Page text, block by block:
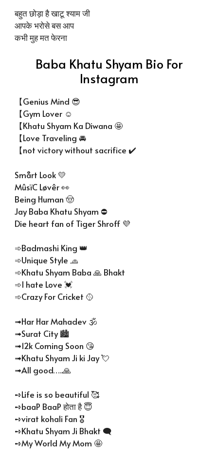
बहुत छोड़ा है खाटू श्याम जी
आपके भरोसे बस आप
कभी मुह मत फेरना
Baba Khatu Shyam Bio For
Instagram
【Genius Mind 😎
【Gym Lover ☺️
【Khatu Shyam Ka Diwana 🤩
【Love Traveling 🚘
【not victory without sacrifice ✔️
Smårt Look 💛
MûsïC Løvêr 👀
Being Human 🤠
Jay Baba Khatu Shyam ⛔
Die heart fan of Tiger Shroff 💜
➾Badmashi King 👑
➾Unique Style 🧢
➾Khatu Shyam Baba 🙏 Bhakt
➾I hate Love 💓
➾Crazy For Cricket 🥎
➟Har Har Mahadev 🕉️
➟Surat City 🏙️
➟12k Coming Soon 😘
➟Khatu Shyam Ji ki Jay 💘
➟All good…..🙏
➺Life is so beautiful 🥰
➺baaP BaaP होता है 😇
➺virat kohali Fan 🎖️
➺Khatu Shyam Ji Bhakt 🗨️
➺My World My Mom 🤩